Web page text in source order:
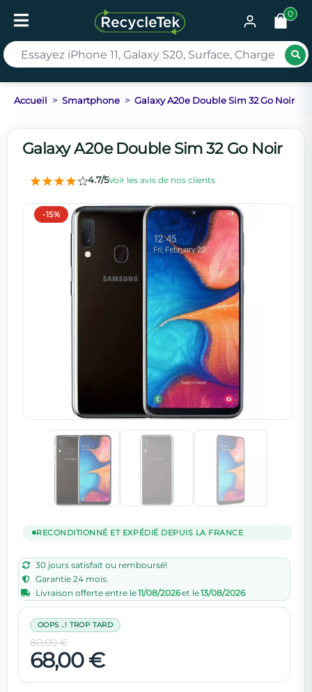
0
Accueil Smartphone Galaxy A20e Double Sim 32 Go Noir
Galaxy A20e Double Sim 32 Go Noir
4.7/5Voir les avis de nos clients
-15%
RECONDITIONNÉ ET EXPÉDIÉ DEPUIS LA FRANCE
30 jours satisfait ou remboursé!
Garantie 24 mois.
Livraison offerte entre le11/08/2026et le13/08/2026
80,00 €
68,00 €
OOPS ..! TROP TARD